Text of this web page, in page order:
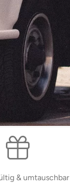
& umtauschbar